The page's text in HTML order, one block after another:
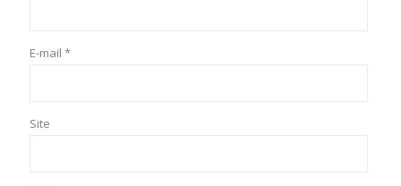
E-mail *
Site